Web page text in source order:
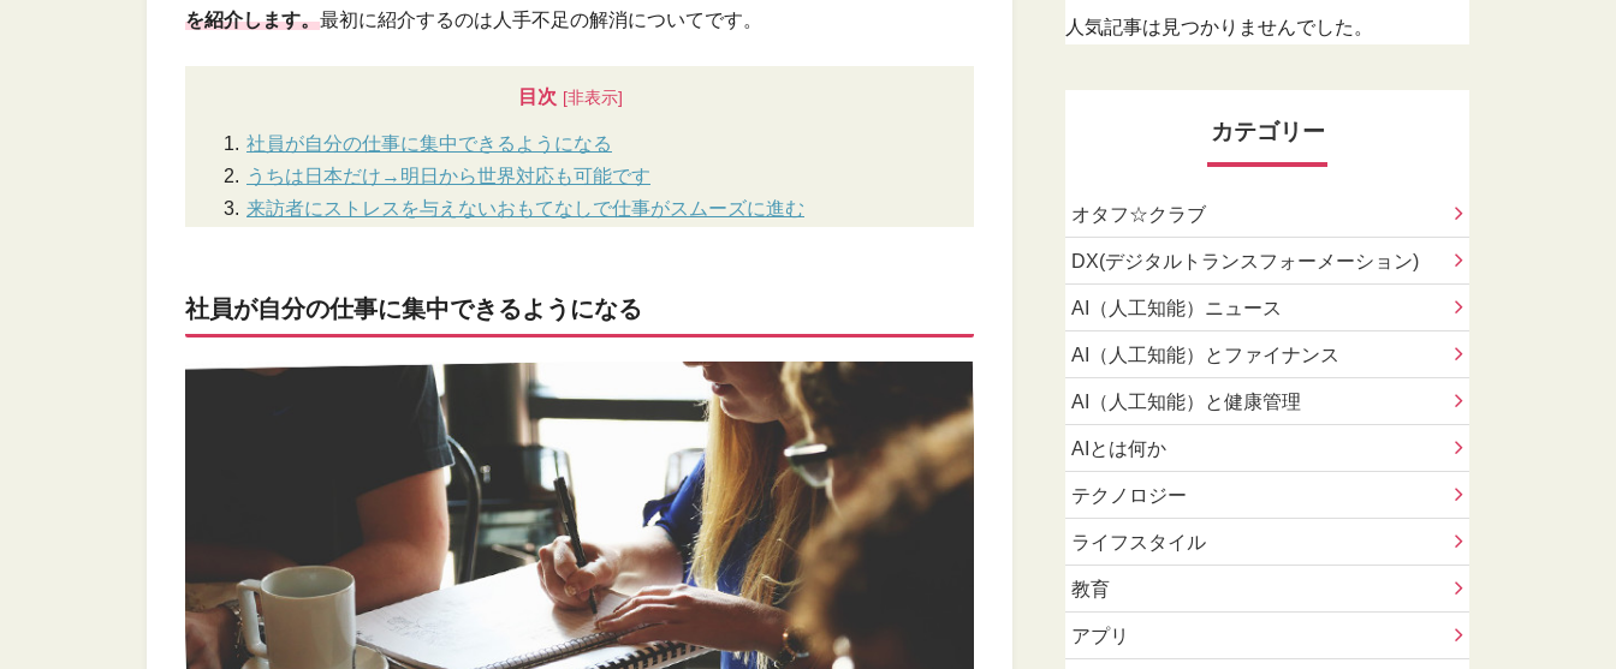
を紹介します。最初に紹介するのは人手不足の解消についてです。
目次
社員が自分の仕事に集中できるようになる
うちは日本だけ→明日から世界対応も可能です
来訪者にストレスを与えないおもてなしで仕事がスムーズに進む
社員が自分の仕事に集中できるようになる
人気記事は見つかりませんでした。
カテゴリー
オタフ☆クラブ
DX(デジタルトランスフォーメーション)
AI（人工知能）ニュース
AI（人工知能）とファイナンス
AI（人工知能）と健康管理
AIとは何か
テクノロジー
ライフスタイル
教育
アプリ